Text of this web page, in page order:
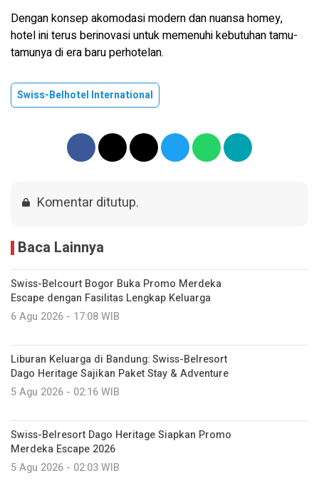
Dengan konsep akomodasi modern dan nuansa homey,
hotel ini terus berinovasi untuk memenuhi kebutuhan tamu-
tamunya di era baru perhotelan.
Swiss-Belhotel International
Komentar ditutup.
Baca Lainnya
Swiss-Belcourt Bogor Buka Promo Merdeka
Escape dengan Fasilitas Lengkap Keluarga
6 Agu 2026 - 17:08 WIB
Liburan Keluarga di Bandung: Swiss-Belresort
Dago Heritage Sajikan Paket Stay & Adventure
5 Agu 2026 - 02:16 WIB
Swiss-Belresort Dago Heritage Siapkan Promo
Merdeka Escape 2026
5 Agu 2026 - 02:03 WIB